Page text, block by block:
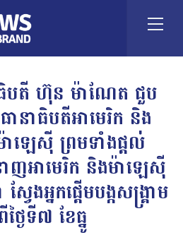
ធិបតី ហ៊ុន ម៉ាណែត ជួប
នាធិបតីអាមេរិក និង
ាឡេស៊ី ព្រមទាំងផ្តល់
ញអាមេរិក និងម៉ាឡេស៊ី
វែងអ្នកផ្តើមបង្កសង្គ្រាម
ងៃទី៧ ខែធ្នូ